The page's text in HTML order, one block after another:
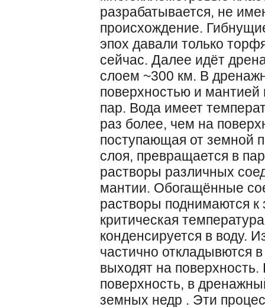
разрабатывается, не
происхождение.
эпох давали только
сейчас. Далее идёт
слоем ~300 км. В
поверхностью и мантией
пар. Вода имеет
раз более, чем на
поступающая от земной
слоя, превращается в
растворы различных
мантии. Обогащённые
растворы поднимаются к
критическая
конденсируется в воду.
частично откладывются
выходят на
поверхность, в
земных недр . Эти